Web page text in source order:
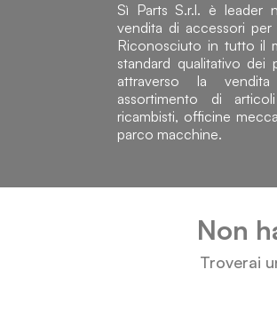
Sì Parts S.r.l. è leader
vendita di accessori
Riconosciuto in tutto il
standard qualitativo dei
attraverso la
assortimento di
ricambisti, officine
parco macchine.
Non
Troverai